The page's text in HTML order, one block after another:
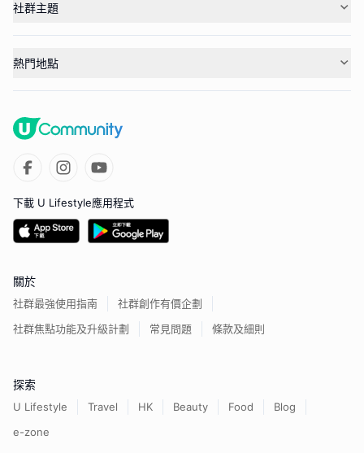
社群主題
熱門地點
下載 U Lifestyle應用程式
關於
社群最強使用指南
社群創作有價企劃
社群焦點功能及升級計劃
常見問題 條款及細則
探索
U Lifestyle Travel HK Beauty Food
Blog
e-zone